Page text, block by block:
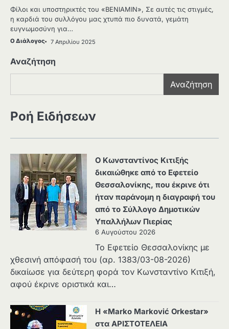
Φίλοι και υποστηρικτές του «ΒΕΝΙΑΜΙΝ», Σε αυτές τις στιγμές,
η καρδιά του συλλόγου μας χτυπά πιο δυνατά, γεμάτη
ευγνωμοσύνη για…
Ο Διάλογος 7 Απριλίου 2025
Αναζήτηση
Αναζήτηση
Ροή Ειδήσεων
Ο Κωνσταντίνος Κιτιξής
δικαιώθηκε από το Εφετείο
Θεσσαλονίκης, που έκρινε ότι
ήταν παράνομη η διαγραφή του
από το Σύλλογο Δημοτικών
Υπαλλήλων Πιερίας
6 Αυγούστου 2026
Το Εφετείο Θεσσαλονίκης με
χθεσινή απόφασή του (αρ. 1383/03-08-2026)
δικαίωσε για δεύτερη φορά τον Κωνσταντίνο Κιτιξή,
αφού έκρινε οριστικά και…
Η «Marko Marković Orkestar»
στα ΑΡΙΣΤΟΤΕΛΕΙΑ